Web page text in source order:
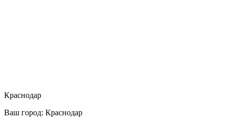
Краснодар
Ваш город: Краснодар